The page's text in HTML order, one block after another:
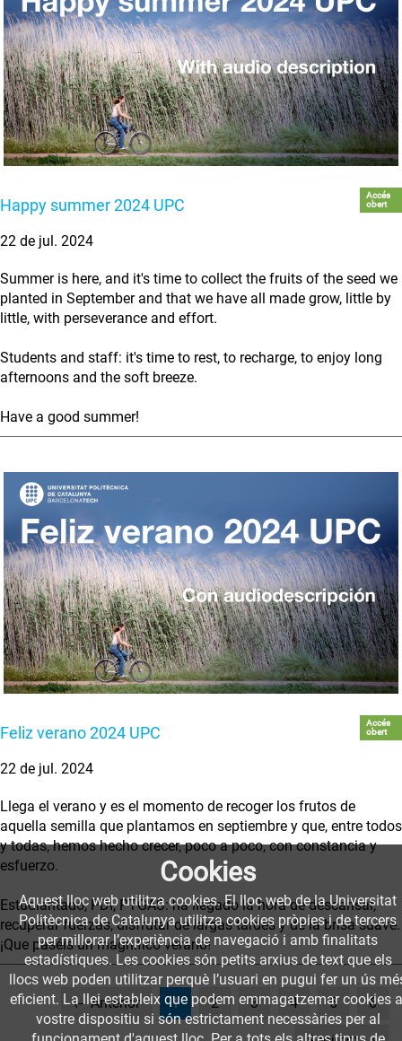
Happy summer 2024 UPC
Accés
obert
22 de jul. 2024
Summer is here, and it's time to collect the fruits of the seed we
planted in September and that we have all made grow, little by
little, with perseverance and effort.
Students and staff: it's time to rest, to recharge, to enjoy long
afternoons and the soft breeze.
Have a good summer!
Feliz verano 2024 UPC
Accés
obert
22 de jul. 2024
Llega el verano y es el momento de recoger los frutos de
aquella semilla que plantamos en septiembre y que, entre todos
y todas, hemos hecho crecer, poco a poco, con constancia y
esfuerzo.
Estudiantado, PDI, PTGAS: ha llegado la hora de descansar,
recuperar fuerzas, disfrutar de largas tardes y de la brisa suave.
¡Que paséis un magnífico verano!
← Anterior 1(current)
2 3 4 5 6
Cookies
Aquest lloc web utilitza cookies. El lloc web de la Universitat
Politècnica de Catalunya utilitza cookies pròpies i de tercers
per millorar l’experiència de navegació i amb finalitats
estadístiques. Les cookies són petits arxius de text que els
llocs web poden utilitzar perquè l’usuari en pugui fer un ús
eficient. La llei estableix que podem emmagatzemar cookies
vostre dispositiu si són estrictament necessàries per al